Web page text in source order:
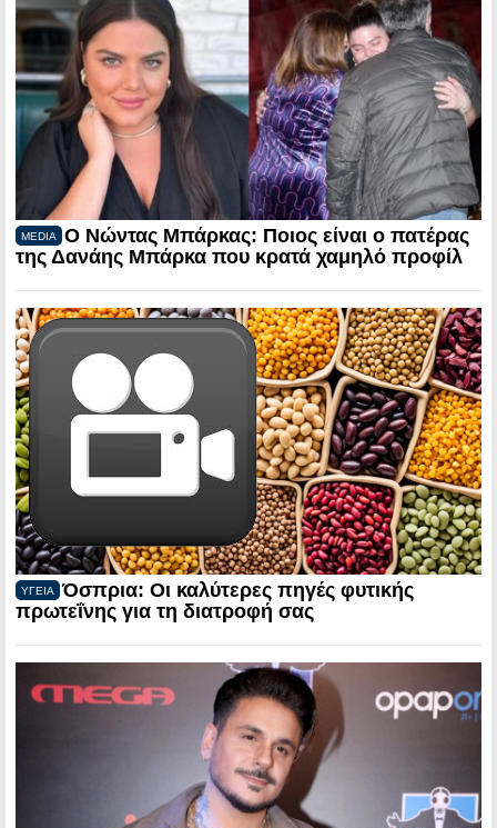
MEDIA
Ο Νώντας Μπάρκας: Ποιος είναι ο πατέρας
της Δανάης Μπάρκα που κρατά χαμηλό προφίλ
ΥΓΕΙΑ
Όσπρια: Οι καλύτερες πηγές φυτικής
πρωτεΐνης για τη διατροφή σας